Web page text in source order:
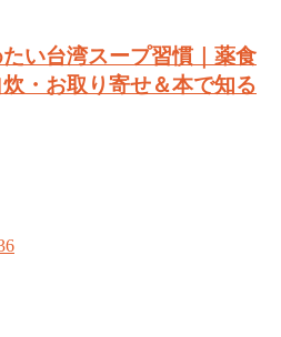
い台湾スープ習慣｜薬食
・お取り寄せ＆本で知る